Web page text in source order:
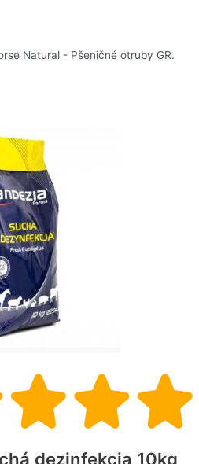
Natural - Pšeničné otruby GR.
dezinfekcia 10kg